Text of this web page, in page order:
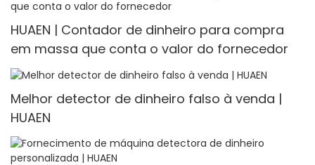
HUAEN | Contador de dinheiro para compra
em massa que conta o valor do fornecedor
Melhor detector de dinheiro falso à venda |
HUAEN